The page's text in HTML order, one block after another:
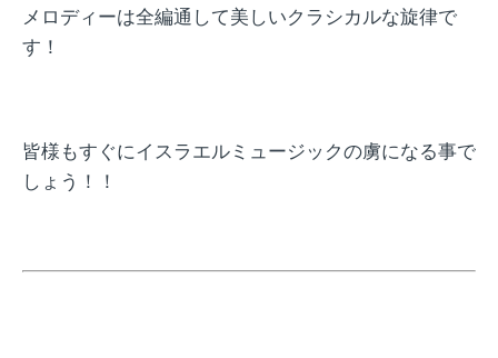
メロディーは全編通して美しいクラシカルな旋律で
す！
皆様もすぐにイスラエルミュージックの虜になる事で
しょう！！